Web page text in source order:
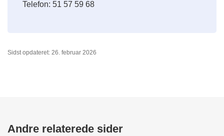
Telefon: 51 57 59 68
Sidst opdateret: 26. februar 2026
Andre relaterede sider